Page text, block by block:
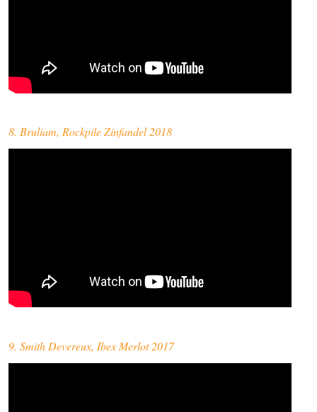
8. Bruliam, Rockpile Zinfandel 2018
9. Smith Devereux, Ibex Merlot 2017